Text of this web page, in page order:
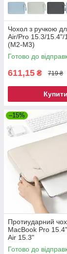
Чохол з ручкою
Air/Pro 15.3/15.4"/
(M2-M3)
Готово до
611,15 ₴ 719 ₴
Купити
–15%
Протиударний
MacBook Pro
Air 15.3"
Готово до